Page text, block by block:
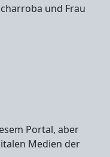
und Frau
Portal, aber
Medien der